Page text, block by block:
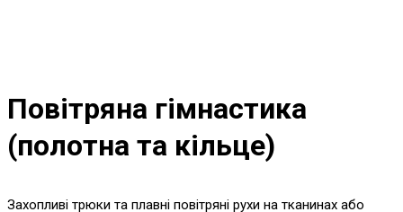
Повітряна гімнастика
(полотна та кільце)
Захопливі трюки та плавні повітряні рухи на тканинах або